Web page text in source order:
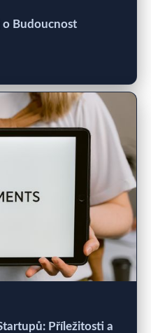
o Budoucnost
Příležitosti a